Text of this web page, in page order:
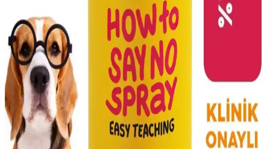
Ton Balıklı Multivitamin Kedi Takviyesi: Sağlıklı ve
Enerjik Kediler İçin Güçlü Destek
Kedinizin bağışıklığını güçlendiren, enerji seviyesini artıran ve genel
sağlığını destekleyen ton balıklı multivitamin takviyesi hakkında
detaylar.
Topaklanan Kedi Kumu Temizlik Çözümleri ve
Hijyenik Bakım İpuçları
Topaklanan kedi kumu, hijyen ve temizlik kolaylığı sağlar. Toz